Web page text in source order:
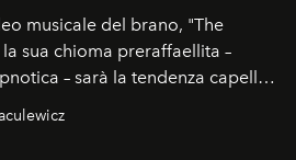
musicale del brano, "The
sua chioma preraffaellita –
– sarà la tendenza capelli